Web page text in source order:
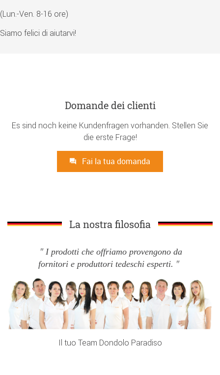
(Lun.-Ven. 8-16 ore)
Siamo felici di aiutarvi!
Domande dei clienti
Es sind noch keine Kundenfragen vorhanden. Stellen Sie
die erste Frage!
Fai la tua domanda
La nostra filosofia
I prodotti che offriamo provengono da
fornitori e produttori tedeschi esperti.
Il tuo Team Dondolo Paradiso